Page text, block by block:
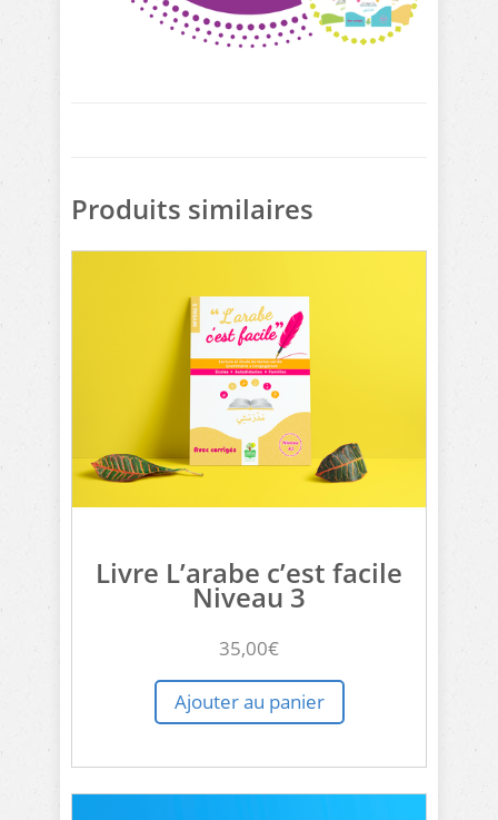
Produits similaires
Livre L’arabe c’est facile
Niveau 3
35,00€
Ajouter au panier